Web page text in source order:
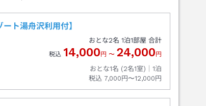
ト湯舟沢利用付】
おとな2名 1泊1部屋 合計
税込 14,000 円 〜 24,000 円
おとな1名 (2名1室)｜ 1泊
税込 7,000円〜12,000円